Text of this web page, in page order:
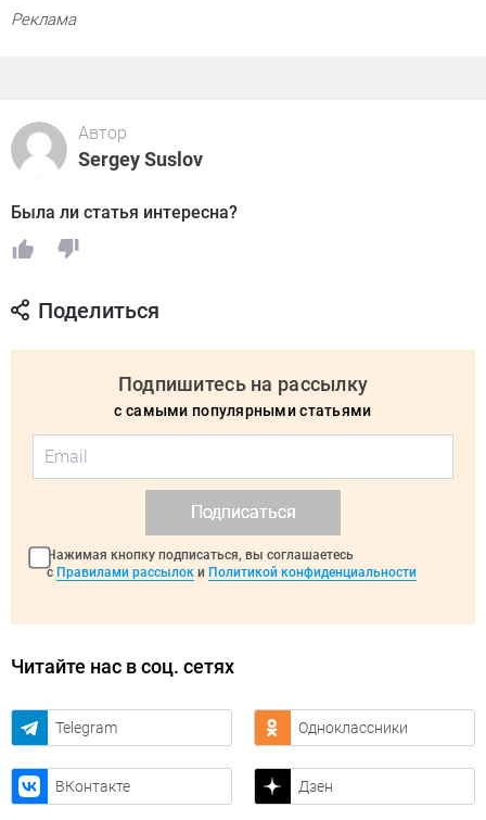
Реклама
Автор
Sergey Suslov
Была ли статья интересна?
Поделиться
Подпишитесь на рассылку
с самыми популярными статьями
Подписаться
Нажимая кнопку подписаться, вы соглашаетесь
с Правилами рассылок и Политикой конфиденциальности
Читайте нас в соц. сетях
Telegram Одноклассники
ВКонтакте Дзен